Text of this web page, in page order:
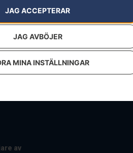
JAG ACCEPTERAR
JAG AVBÖJER
MINA INSTÄLLNINGAR
service & i vår välfyllda
entreprenad och grönytor.
av